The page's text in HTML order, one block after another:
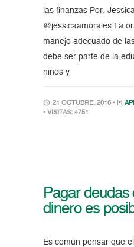
las finanzas Por:
@jessicaamorales La
manejo adecuado de
debe ser parte de la
niños y
21 OCTUBRE, 2016 •
• VISITAS: 4751
Pagar deudas
dinero es
Es común pensar que